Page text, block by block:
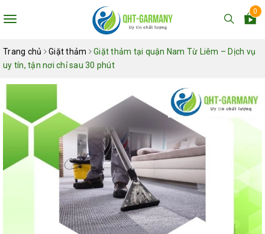
Toggle
0
Trang chủ Giặt thảm
Giặt thảm tại quận Nam Từ Liêm – Dịch vụ
uy tín, tận nơi chỉ sau 30 phút